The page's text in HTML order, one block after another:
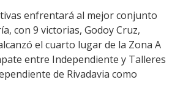
enfrentará al mejor conjunto
con 9 victorias, Godoy Cruz,
el cuarto lugar de la Zona A
entre Independiente y Talleres
de Rivadavia como